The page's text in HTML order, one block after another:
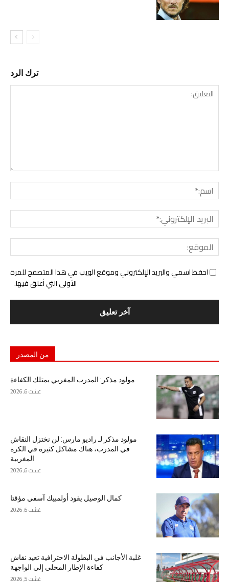
ترك الرد
احفظ اسمي والبريد الإلكتروني وموقع الويب في هذا المتصفح للمرة
الأولى التي أعلق فيها.
من المصدر
مولود مذكر: المدرب المغربي يمتلك الكفاءة
غشت 6, 2026
مولود مذكر لـ راديو مارس: لن نختزل النقاش
في المدرب، هناك مشاكل كثيرة في الكرة
المغربية
غشت 6, 2026
كمال الوصيل يقود أولمبيك آسفي مؤقتا
غشت 6, 2026
غلبة الأجانب في البطولة الاحترافية تعيد نقاش
كفاءة الإطار المحلي إلى الواجهة
غشت 5, 2026